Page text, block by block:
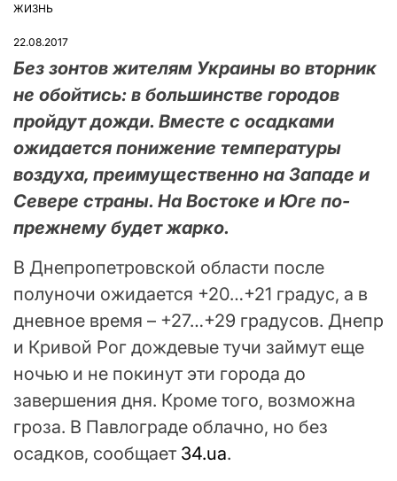
ОПУБЛІКУВАТИ
ЖИЗНЬ
22.08.2017
Без зонтов жителям Украины во вторник
не обойтись: в большинстве городов
пройдут дожди. Вместе с осадками
ожидается понижение температуры
воздуха, преимущественно на Западе и
Севере страны. На Востоке и Юге по-
прежнему будет жарко.
В Днепропетровской области после
полуночи ожидается +20…+21 градус, а в
дневное время – +27…+29 градусов. Днепр
и Кривой Рог дождевые тучи займут еще
ночью и не покинут эти города до
завершения дня. Кроме того, возможна
гроза. В Павлограде облачно, но без
осадков, сообщает 34.ua.